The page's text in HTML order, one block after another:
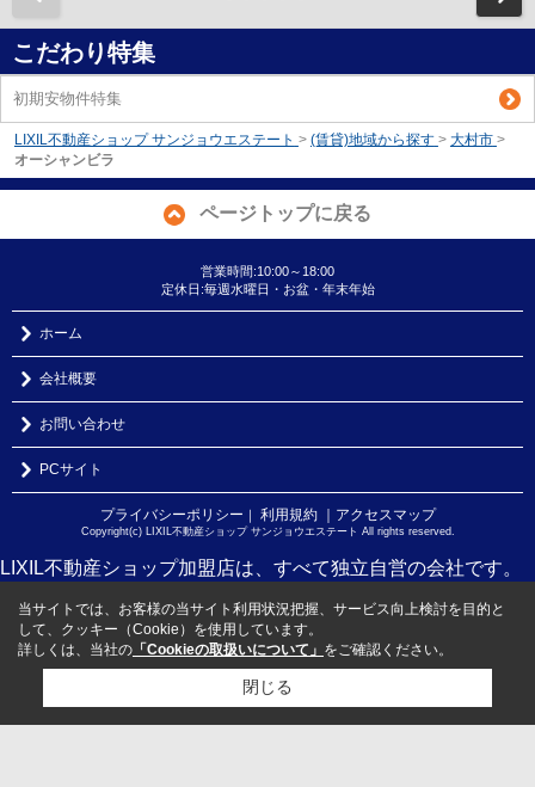
こだわり特集
初期安物件特集
LIXIL不動産ショップ サンジョウエステート > (賃貸)地域から探す > 大村市 >
オーシャンビラ
ページトップに戻る
営業時間:10:00～18:00
定休日:毎週水曜日・お盆・年末年始
ホーム
会社概要
お問い合わせ
PCサイト
プライバシーポリシー 利用規約 ｜アクセスマップ
Copyright(c) LIXIL不動産ショップ サンジョウエステート All rights reserved.
LIXIL不動産ショップ加盟店は、すべて独立自営の会社です。
当サイトでは、お客様の当サイト利用状況把握、サービス向上検討を目的と
して、クッキー（Cookie）を使用しています。
詳しくは、当社の 「Cookieの取扱いについて」 をご確認ください。
閉じる